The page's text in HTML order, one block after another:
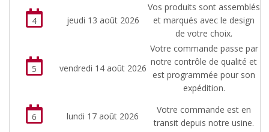
4 jeudi 13 août 2026
Vos produits sont assemblés
et marqués avec le design
de votre choix.
5 vendredi 14 août 2026
Votre commande passe par
notre contrôle de qualité et
est programmée pour son
expédition.
6 lundi 17 août 2026
Votre commande est en
transit depuis notre usine.